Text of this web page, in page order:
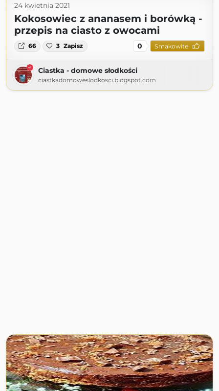
24 kwietnia 2021
Kokosowiec z ananasem i borówką -
przepis na ciasto z owocami
66 3 Zapisz 0 Smakowite
Ciastka - domowe słodkości
ciastkadomoweslodkosci.blogspot.com